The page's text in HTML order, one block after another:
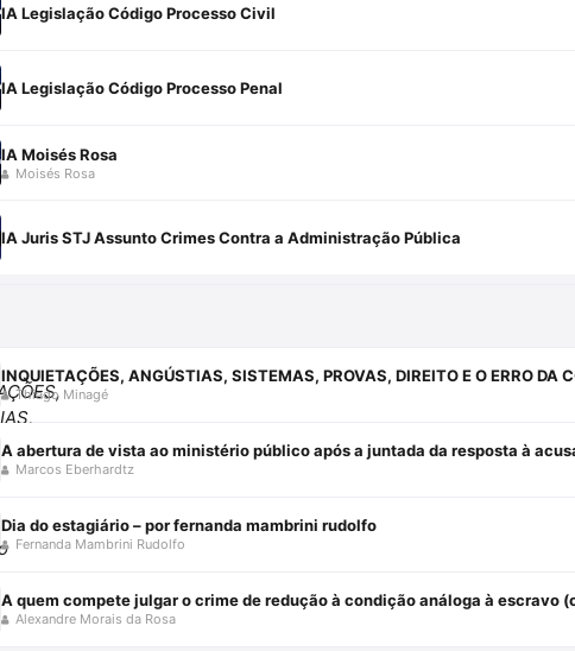
IA Legislação Código Processo Civil
IA Legislação Código Processo Penal
IA Moisés Rosa
Moisés Rosa
IA Juris STJ Assunto Crimes Contra a Administração Pública
Thiago Minagé
A abertura de vista ao ministério público após a juntada da resposta à
Marcos Eberhardtz
Dia do estagiário – por fernanda mambrini rudolfo
Fernanda Mambrini Rudolfo
A quem compete julgar o crime de redução à condição análoga à escravo
Alexandre Morais da Rosa